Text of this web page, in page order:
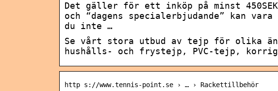
Det gäller för ett inköp på minst
och “dagens specialerbjudande” kan
du inte …
Se vårt stora utbud av tejp för olika
hushålls- och frystejp, PVC-tejp,
http s://www.tennis-point.se › … › Rackettillbehör